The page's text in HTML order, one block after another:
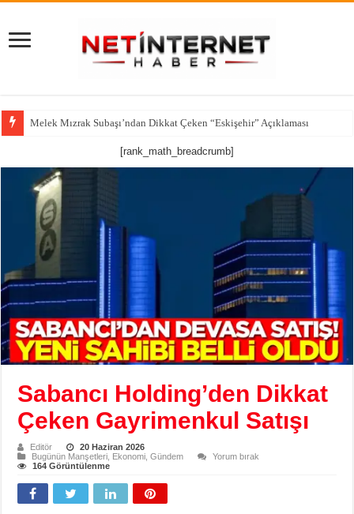
Melek Mızrak Subaşı’ndan Dikkat Çeken “Eskişehir” Açıklaması
[rank_math_breadcrumb]
Sabancı Holding’den Dikkat
Çeken Gayrimenkul Satışı
Editör
20 Haziran 2026
Bugünün Manşetleri Ekonomi ,Gündem
Yorum bırak
164 Görüntülenme